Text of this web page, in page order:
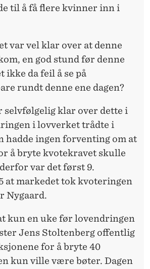
til å få flere kvinner inn i
var vel klar over at denne
en god stund før denne
ikke da feil å se på
rundt denne ene dagen?
selvfølgelig klar over dette i
i lovverket trådte i
hadde ingen forventing om at
å bryte kvotekravet skulle
var det først 9.
at markedet tok kvoteringen
Nygaard.
kun en uke før lovendringen
Jens Stoltenberg offentlig
for å bryte 40
kun ville være bøter. Dagen